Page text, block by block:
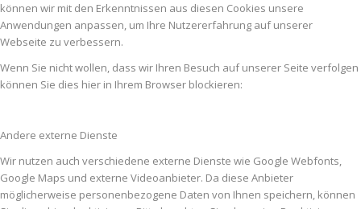
können wir mit den Erkenntnissen aus diesen Cookies unsere
Anwendungen anpassen, um Ihre Nutzererfahrung auf unserer
Webseite zu verbessern.
Wenn Sie nicht wollen, dass wir Ihren Besuch auf unserer Seite verfolgen
können Sie dies hier in Ihrem Browser blockieren:
Andere externe Dienste
Wir nutzen auch verschiedene externe Dienste wie Google Webfonts,
Google Maps und externe Videoanbieter. Da diese Anbieter
möglicherweise personenbezogene Daten von Ihnen speichern, können